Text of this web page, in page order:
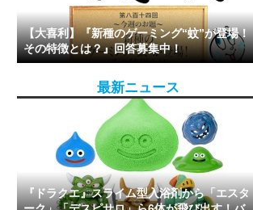
【大喜利】『新種のゲーミング“蚊”が登場！
その特徴とは？』回答募集中！
最新ニュース
『ドラクエ』スライム型入浴剤から「エスタ